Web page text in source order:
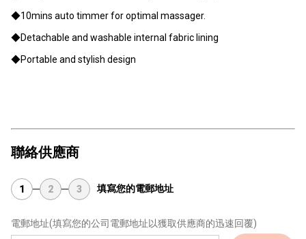
◆10mins auto timmer for optimal massager.
◆Detachable and washable internal fabric lining
◆Portable and stylish design
聯絡供應商
1 2 3 填寫您的電郵地址
電郵地址(填寫您的公司電郵地址以獲取供應商的迅速回覆)